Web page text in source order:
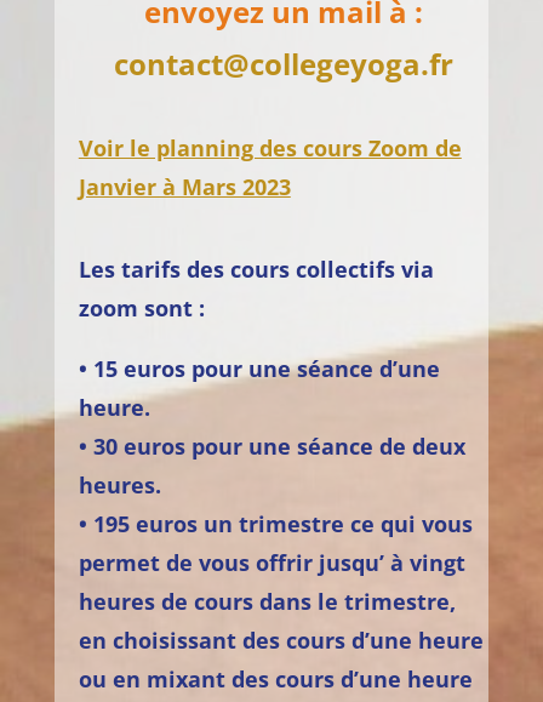
envoyez un mail à :
contact@collegeyoga.fr
Voir le planning des cours Zoom de
Janvier à Mars 2023
Les tarifs des cours collectifs via
zoom sont :
• 15 euros pour une séance d’une
heure.
• 30 euros pour une séance de deux
heures.
• 195 euros un trimestre ce qui vous
permet de vous offrir jusqu’ à vingt
heures de cours dans le trimestre,
en choisissant des cours d’une heure
ou en mixant des cours d’une heure